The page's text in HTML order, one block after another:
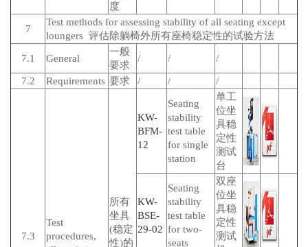
度
7
Test methods for assessing stability of all seating except
loungers 评估除躺椅外所有座椅稳定性的试验方法
7.1 General
一般
要求
/ / /
7.2 Requirements 要求 / / /
7.3
Test
procedures,
所有
坐具
(稳定
性)的
KW-
BFM-
12
Seating
stability
test table
for single
station
单工
位坐
具稳
定性
测试
台
KW-
BSE-
29-02
Seating
stability
test table
for two-
seats
双座
位坐
具稳
定性
测试